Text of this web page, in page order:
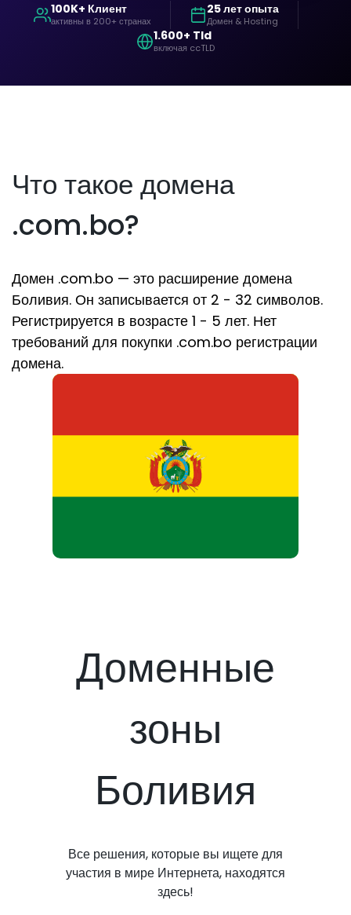
100K+ Клиент
активны в 200+ странах
25 лет опыта
Домен & Hosting
1.600+ Tld
включая ccTLD
Что такое домена
.com.bo?
Домен .com.bo — это расширение домена
Боливия. Он записывается от 2 - 32 символов.
Регистрируется в возрасте 1 - 5 лет. Нет
требований для покупки .com.bo регистрации
домена.
Доменные
зоны
Боливия
Все решения, которые вы ищете для
участия в мире Интернета, находятся
здесь!